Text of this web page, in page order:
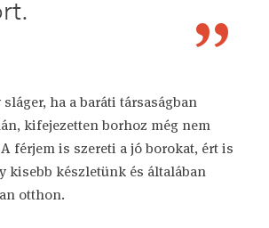
ha a baráti társaságban
kifejezetten borhoz még nem
férjem is szereti a jó borokat, ért is
kisebb készletünk és általában
otthon.